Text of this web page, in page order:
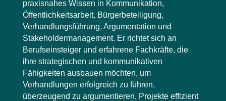
praxisnahes Wissen in Kommunikation,
Öffentlichkeitsarbeit, Bürgerbeteiligung,
Verhandlungsführung, Argumentation und
Stakeholdermanagement. Er richtet sich an
Berufseinsteiger und erfahrene Fachkräfte, die
ihre strategischen und kommunikativen
Fähigkeiten ausbauen möchten, um
Verhandlungen erfolgreich zu führen,
überzeugend zu argumentieren, Projekte effizient